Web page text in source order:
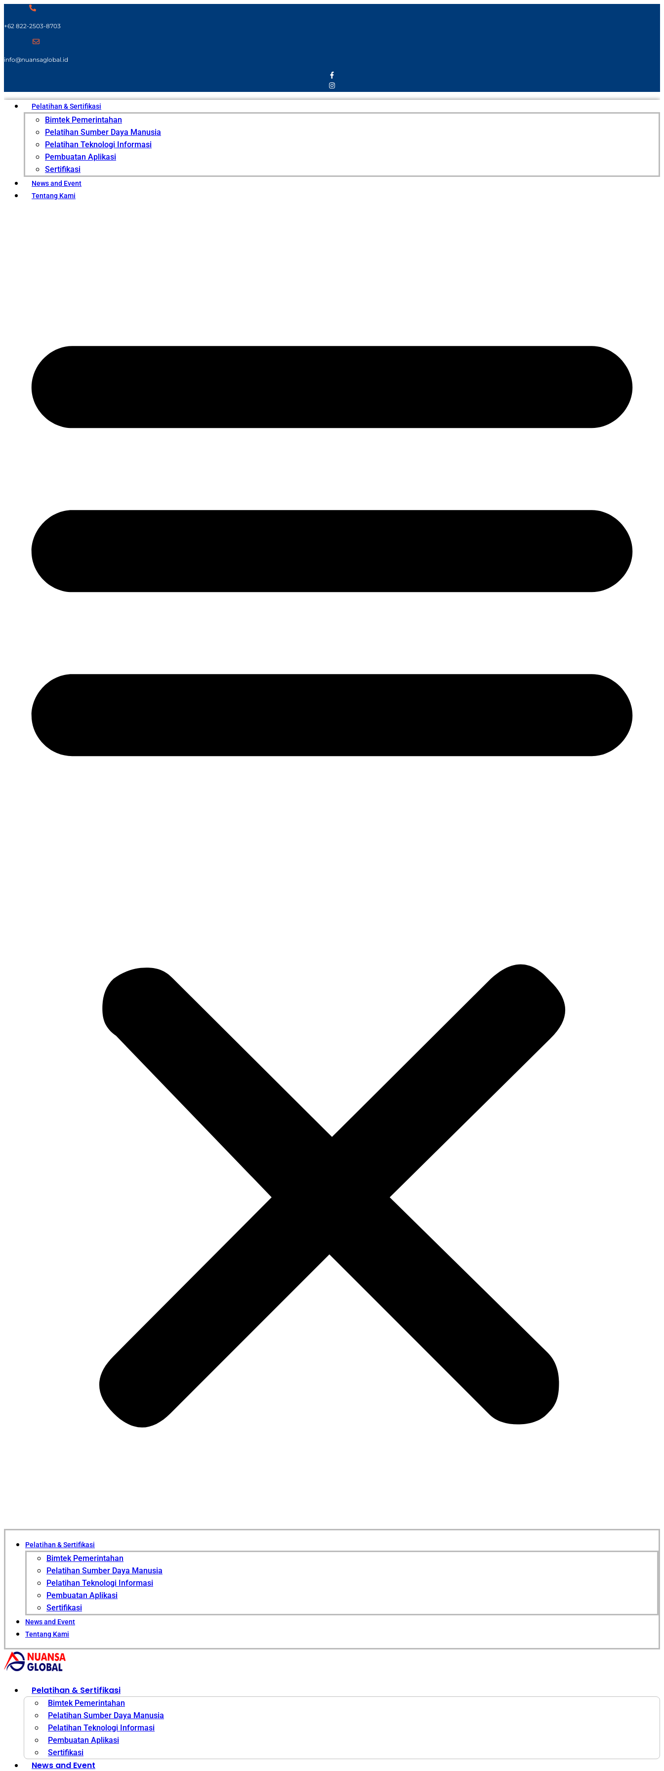
+62 822-2503-8703
info@nuansaglobal.id
Pelatihan & Sertifikasi
Bimtek Pemerintahan
Pelatihan Sumber Daya Manusia
Pelatihan Teknologi Informasi
Pembuatan Aplikasi
Sertifikasi
News and Event
Tentang Kami
Pelatihan & Sertifikasi
Bimtek Pemerintahan
Pelatihan Sumber Daya Manusia
Pelatihan Teknologi Informasi
Pembuatan Aplikasi
Sertifikasi
News and Event
Tentang Kami
Pelatihan & Sertifikasi
Bimtek Pemerintahan
Pelatihan Sumber Daya Manusia
Pelatihan Teknologi Informasi
Pembuatan Aplikasi
Sertifikasi
News and Event